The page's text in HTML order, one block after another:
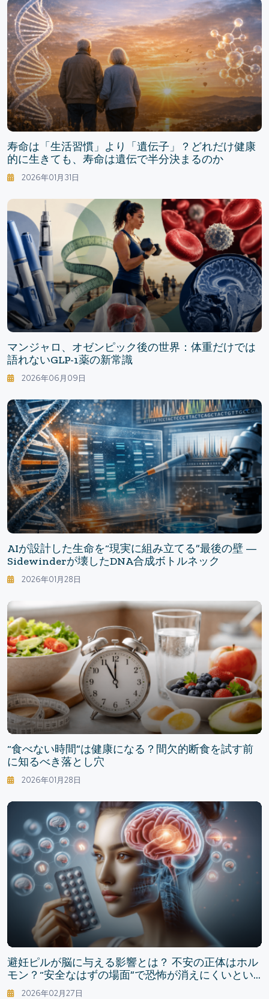
寿命は「生活習慣」より「遺伝子」？どれだけ健康
的に生きても、寿命は遺伝で半分決まるのか
2026年01月31日
マンジャロ、オゼンピック後の世界：体重だけでは
語れないGLP-1薬の新常識
2026年06月09日
AIが設計した生命を“現実に組み立てる”最後の壁 —
Sidewinderが壊したDNA合成ボトルネック
2026年01月28日
“食べない時間”は健康になる？間欠的断食を試す前
に知るべき落とし穴
2026年01月28日
避妊ピルが脳に与える影響とは？ 不安の正体はホル
モン？“安全なはずの場面”で恐怖が消えにくいとい
う研究
2026年02月27日